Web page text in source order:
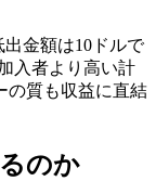
金額は10ドルで
入者より高い計
の質も収益に直結
のか